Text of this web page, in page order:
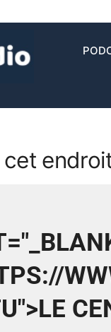
cet